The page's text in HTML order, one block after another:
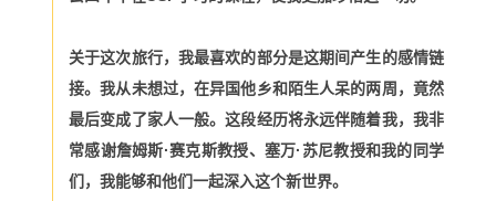
关于这次旅行，我最喜欢的部分是这期间产生的感情链
接。我从未想过，在异国他乡和陌生人呆的两周，竟然
最后变成了家人一般。这段经历将永远伴随着我，我非
常感谢詹姆斯·赛克斯教授、塞万·苏尼教授和我的同学
们，我能够和他们一起深入这个新世界。